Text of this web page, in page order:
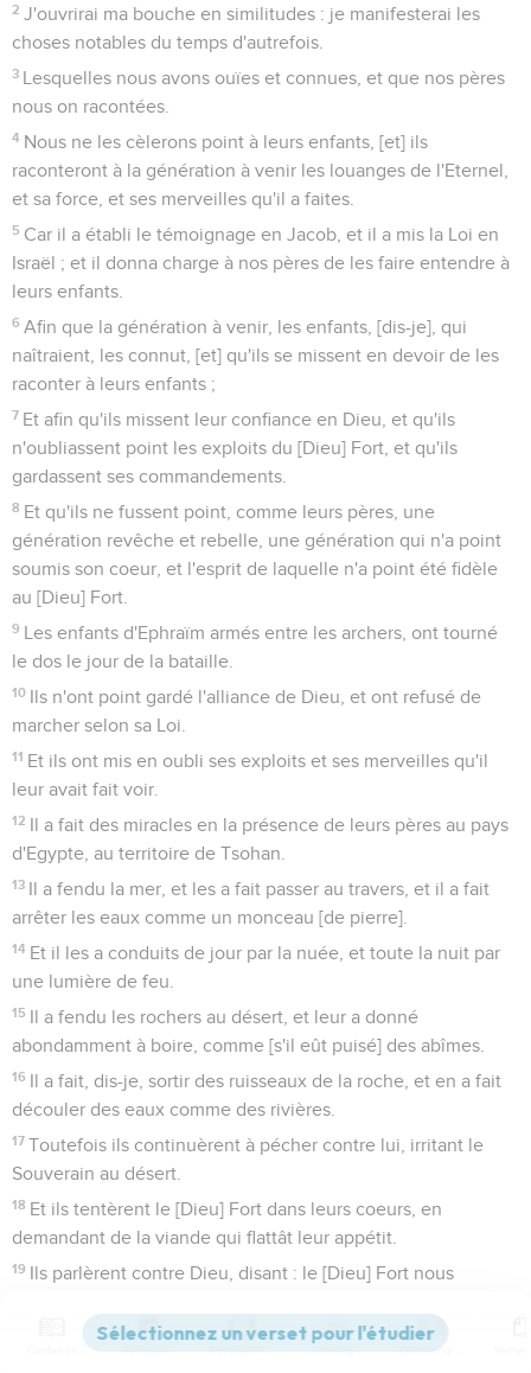
2 J'ouvrirai ma bouche en similitudes : je manifesterai les
choses notables du temps d'autrefois.
3 Lesquelles nous avons ouïes et connues, et que nos pères
nous on racontées.
4 Nous ne les cèlerons point à leurs enfants, [et] ils
raconteront à la génération à venir les louanges de l'Eternel,
et sa force, et ses merveilles qu'il a faites.
5 Car il a établi le témoignage en Jacob, et il a mis la Loi en
Israël ; et il donna charge à nos pères de les faire entendre à
leurs enfants.
6 Afin que la génération à venir, les enfants, [dis-je], qui
naîtraient, les connut, [et] qu'ils se missent en devoir de les
raconter à leurs enfants ;
7 Et afin qu'ils missent leur confiance en Dieu, et qu'ils
n'oubliassent point les exploits du [Dieu] Fort, et qu'ils
gardassent ses commandements.
8 Et qu'ils ne fussent point, comme leurs pères, une
génération revêche et rebelle, une génération qui n'a point
soumis son coeur, et l'esprit de laquelle n'a point été fidèle
au [Dieu] Fort.
9 Les enfants d'Ephraïm armés entre les archers, ont tourné
le dos le jour de la bataille.
10 Ils n'ont point gardé l'alliance de Dieu, et ont refusé de
marcher selon sa Loi.
11 Et ils ont mis en oubli ses exploits et ses merveilles qu'il
leur avait fait voir.
12 Il a fait des miracles en la présence de leurs pères au pays
d'Egypte, au territoire de Tsohan.
13 Il a fendu la mer, et les a fait passer au travers, et il a fait
arrêter les eaux comme un monceau [de pierre].
14 Et il les a conduits de jour par la nuée, et toute la nuit par
une lumière de feu.
15 Il a fendu les rochers au désert, et leur a donné
abondamment à boire, comme [s'il eût puisé] des abîmes.
16 Il a fait, dis-je, sortir des ruisseaux de la roche, et en a fait
découler des eaux comme des rivières.
17 Toutefois ils continuèrent à pécher contre lui, irritant le
Souverain au désert.
18 Et ils tentèrent le [Dieu] Fort dans leurs coeurs, en
demandant de la viande qui flattât leur appétit.
19 Ils parlèrent contre Dieu, disant : le [Dieu] Fort nous
Voilà, [dirent-ils], il a frappé le rocher, et les eaux en sont
Versions Commentaires Strong